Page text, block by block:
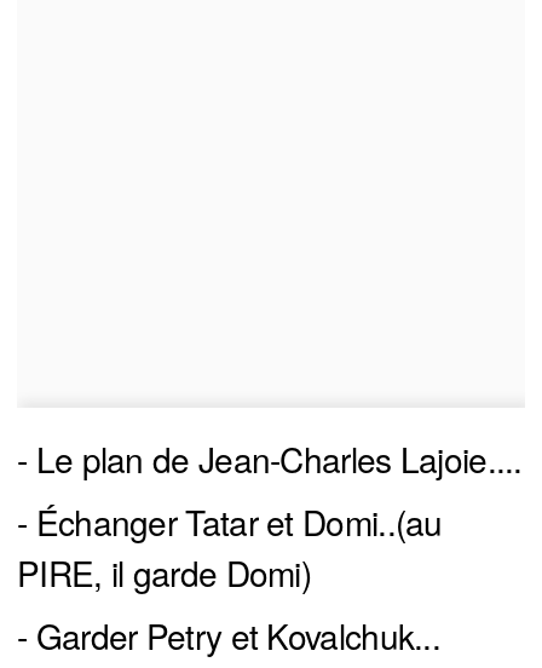
- Le plan de Jean-Charles Lajoie....
- Échanger Tatar et Domi..(au
PIRE, il garde Domi)
- Garder Petry et Kovalchuk...